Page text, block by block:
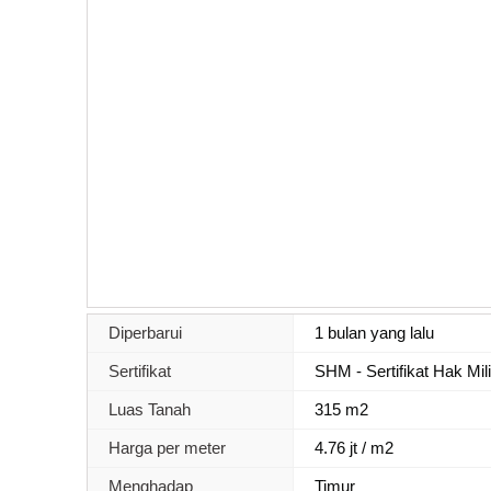
Diperbarui 1 bulan yang lalu
Sertifikat SHM - Sertifikat Hak
Luas Tanah 315 m2
Harga per meter 4.76 jt / m2
Menghadap Timur